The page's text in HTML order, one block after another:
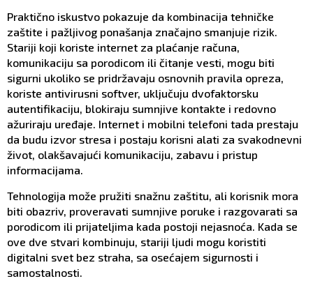
Praktično iskustvo pokazuje da kombinacija tehničke
zaštite i pažljivog ponašanja značajno smanjuje rizik.
Stariji koji koriste internet za plaćanje računa,
komunikaciju sa porodicom ili čitanje vesti, mogu biti
sigurni ukoliko se pridržavaju osnovnih pravila opreza,
koriste antivirusni softver, uključuju dvofaktorsku
autentifikaciju, blokiraju sumnjive kontakte i redovno
ažuriraju uređaje. Internet i mobilni telefoni tada prestaju
da budu izvor stresa i postaju korisni alati za svakodnevni
život, olakšavajući komunikaciju, zabavu i pristup
informacijama.
Tehnologija može pružiti snažnu zaštitu, ali korisnik mora
biti obazriv, proveravati sumnjive poruke i razgovarati sa
porodicom ili prijateljima kada postoji nejasnoća. Kada se
ove dve stvari kombinuju, stariji ljudi mogu koristiti
digitalni svet bez straha, sa osećajem sigurnosti i
samostalnosti.